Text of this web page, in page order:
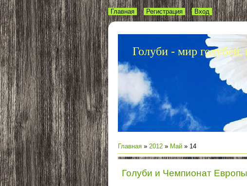
Голуби - мир голубей,
Главная Регистрация Вход
Главная » 2012 » Май » 14
Голуби и Чемпионат